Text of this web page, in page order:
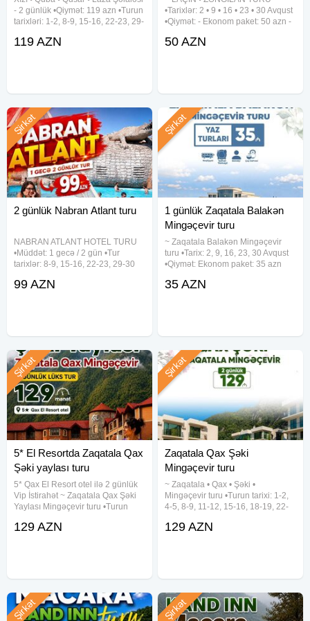
- 2 günlük •Qiymət: 119 azn •Turun
tarixləri: 1-2, 8-9, 15-16, 22-23, 29-
gün Xızı - Altıağac (giriş: 5 azn) -
119 AZN
•Tarixlər: 2 • 9 • 16 • 23 • 30 Avqust
•Qiymət: - Ekonom paket: 50 azn -
daxildir: - Rahat nəqliyyat - Portal
50 AZN
2 günlük Nabran Atlant turu
NABRAN ATLANT HOTEL TURU
•Müddət: 1 gecə / 2 gün •Tur
tarixlər: 8-9, 15-16, 22-23, 29-30
99 azn - Səhər yeməyi ilə: 110 azn
Şirkət
99 AZN
1 günlük Zaqatala Balakən
Mingəçevir turu
~ Zaqatala Balakən Mingəçevir
turu •Tarix: 2, 9, 16, 23, 30 Avqust
•Qiymət: Ekonom paket: 35 azn
daxildir: • Nəqliyyat xidməti • Səhər
Şirkət
35 AZN
5* El Resortda Zaqatala Qax
Şəki yaylası turu
5* Qax El Resort otel ilə 2 günlük
Vip İstirahət ~ Zaqatala Qax Şəki
Yaylası Mingəçevir turu •Turun
19-20, 22-23, 26-27, 29-30 Avqust
Şirkət
129 AZN
Zaqatala Qax Şəki
Mingəçevir turu
~ Zaqatala • Qax • Şəki •
Mingəçevir turu •Turun tarixi: 1-2,
4-5, 8-9, 11-12, 15-16, 18-19, 22-
qiyməti: 129 azn (1 nəfər üçün)
Şirkət
129 AZN
Şirkət Şirkət